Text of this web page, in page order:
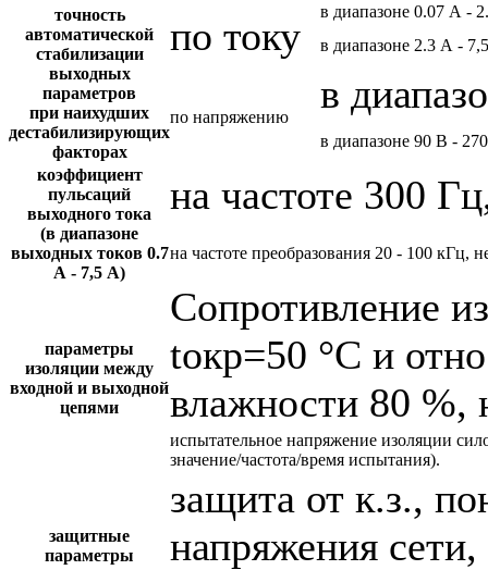
точность
автоматической
стабилизации
выходных
параметров
при наихудших
дестабилизирующих
факторах
по току
в диапазоне 0.07 А -
в диапазоне 2.3 А -
по напряжению
в
в диапазоне 90 В -
коэффициент
пульсаций
выходного тока
(в диапазоне
выходных токов 0.7
А - 7,5 А)
на частоте 300
на частоте преобразования 20 - 100 кГц,
параметры
изоляции между
входной и выходной
цепями
Сопротивление
tокр=50 °С и
влажности 80 %,
испытательное напряжение изоляции
значение/частота/время испытания).
защитные
параметры
защита от к.з.,
напряжения